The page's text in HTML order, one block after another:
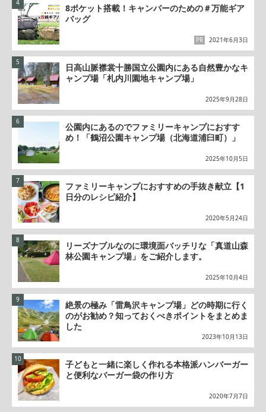
8ポケット搭載！キャンパーのための＃万能ギア
バッグ
2021年6月3日
PR
日高山脈襟裳十勝国立公園内にある自然豊かなキ
ャンプ場「札内川園地キャンプ場」
2025年9月28日
公園内にあるのでファミリーキャンプにおすす
め！「鶴沼公園キャンプ場（北海道浦臼町）」
2025年10月5日
ファミリーキャンプにおすすめの手抜き献立【1
日分のレシピ紹介】
2020年5月24日
リーズナブルなのに環境面バッチリな「真道山森
林公園キャンプ場」をご紹介します。
2025年10月4日
絶景の極み「雷鳥沢キャンプ場」どの時期に行く
のがお勧め？知っておくべきポイントをまとめま
した
2023年10月13日
子どもと一緒に楽しく作れる本格派ハンバーガー
と便利なバーガー袋の作り方
2020年7月7日